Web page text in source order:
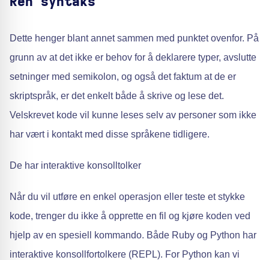
Dette henger blant annet sammen med punktet ovenfor. På
grunn av at det ikke er behov for å deklarere typer, avslutte
setninger med semikolon, og også det faktum at de er
skriptspråk, er det enkelt både å skrive og lese det.
Velskrevet kode vil kunne leses selv av personer som ikke
har vært i kontakt med disse språkene tidligere.
De har interaktive konsolltolker
Når du vil utføre en enkel operasjon eller teste et stykke
kode, trenger du ikke å opprette en fil og kjøre koden ved
hjelp av en spesiell kommando. Både Ruby og Python har
interaktive konsollfortolkere (REPL). For Python kan vi